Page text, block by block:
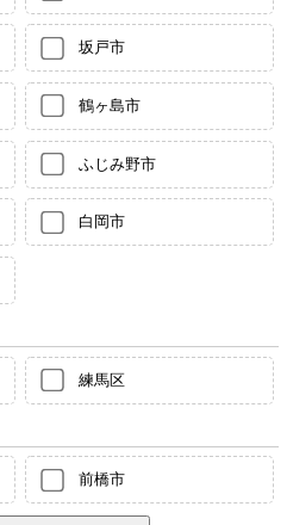
坂戸市
鶴ヶ島市
ふじみ野市
白岡市
練馬区
前橋市